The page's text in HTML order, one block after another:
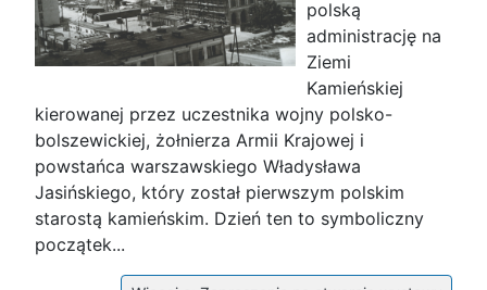
polską
administrację na
Ziemi
Kamieńskiej
kierowanej przez uczestnika wojny polsko-
bolszewickiej, żołnierza Armii Krajowej i
powstańca warszawskiego Władysława
Jasińskiego, który został pierwszym polskim
starostą kamieńskim. Dzień ten to symboliczny
początek...